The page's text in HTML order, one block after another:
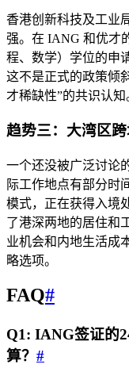
香港创新科技及工业
强。在 IANG 和优才
程、数学）学位的申
这不是正式的政策倾
才稀缺性”的共识认知
趋势三：大湾区
一个还没被广泛讨论
际工作地点有部分时
模式，正在获得入境
了港深两地的居住和
业机会和内地生活成
略选项。
FAQ#
Q1: IANG签证的
算？ #